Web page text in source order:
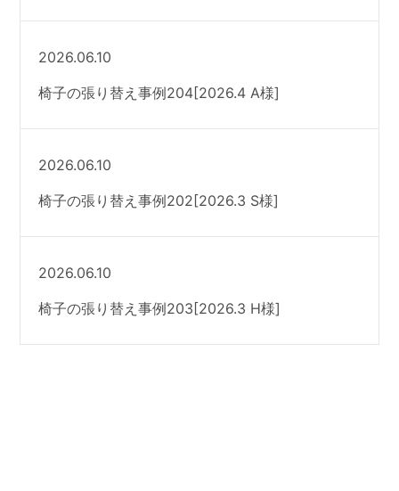
2026.06.10
椅子の張り替え事例204[2026.4 A様]
2026.06.10
椅子の張り替え事例202[2026.3 S様]
2026.06.10
椅子の張り替え事例203[2026.3 H様]